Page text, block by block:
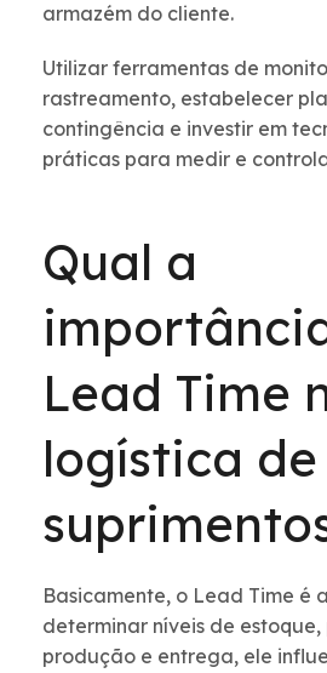
armazém do cliente.
Utilizar ferramentas de
rastreamento, estabelecer
contingência e investir em
práticas para medir e
Qual a
Lead Time
logística de
Basicamente, o Lead Time é
determinar níveis de estoque,
produção e entrega, ele